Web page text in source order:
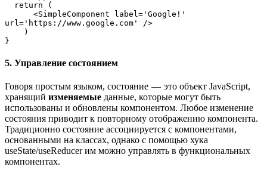
url='https://www.google.com' />
}
5. Управление состоянием
Говоря простым языком, состояние — это объект JavaScript,
хранящий изменяемые данные, которые могут быть
использованы и обновлены компонентом. Любое изменение
состояния приводит к повторному отображению компонента.
Традиционно состояние ассоциируется с компонентами,
основанными на классах, однако с помощью хука
useState/useReducer им можно управлять в функциональных
компонентах.